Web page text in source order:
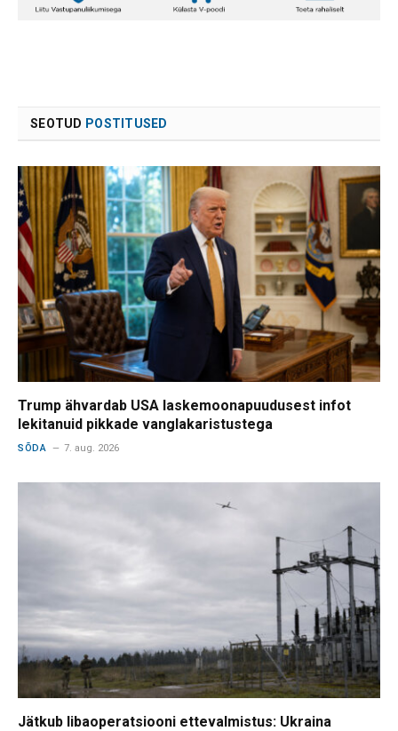
SEOTUD POSTITUSED
Trump ähvardab USA laskemoonapuudusest infot
lekitanuid pikkade vanglakaristustega
SÕDA 7. aug. 2026
Jätkub libaoperatsiooni ettevalmistus: Ukraina